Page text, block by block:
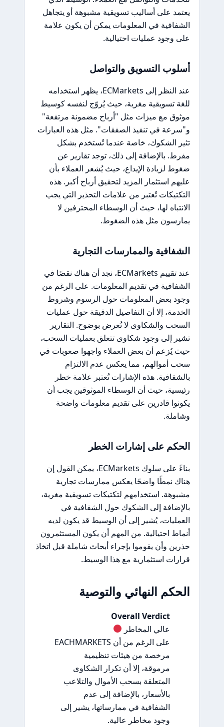
يعتمد على أساليب تسويقية مشبوهة أو يتجاهل
الشفافية في المعلومات يمكن أن يكون علامة
على وجود عمليات احتيالية.
أسلوب التسويق والتواصل
عند النظر إلى ECMarkets، يظهر استخدامه
للغة تسويقية مغرية، حيث يُروّج لنفسه كوسيط
موثوق مع ميزات مثل "أرباح مضمونة مرتفعة"
و"سرعة في تنفيذ الصفقات". مثل هذه العبارات
تثير الشكوك، خاصة عندما تُستخدم بشكل
مفرط. بالإضافة إلى ذلك، توجد تقارير عن
ضغوط لزيادة الإيداع، حيث يُشعر العملاء بأن
عليهم استثمار المزيد لتحقيق أرباح أكبر. هذه
التكتيكات تُعتبر من علامات التحذير التي يجب
الانتباه لها، حيث أن الوسطاء المحترفين لا
يمارسون مثل هذه الضغوط.
الشفافية والممارسات التجارية
عند تقييم ECMarkets، نجد أن هناك نقصًا في
الشفافية في تقديم المعلومات. على الرغم من
وجود بعض المعلومات حول الرسوم وشروط
الخدمة، إلا أن التفاصيل الدقيقة حول عمليات
السحب والشكاوى لا تُعرض بوضوح. التقارير
تشير إلى وجود شكاوى تتعلق بعمليات السحب،
حيث يُزعم أن بعض العملاء واجهوا صعوبات في
سحب أموالهم، مما يعكس عدم الالتزام
بالشفافية. هذه الإشارات تُعتبر علامة خطر
رئيسية، حيث أن الوسطاء الموثوقين يجب أن
يكونوا قادرين على تقديم معلومات واضحة
وشاملة.
الحكم على إشارات الخطر
بناءً على سلوك ECMarkets، يمكن القول إن
هناك نمطًا واضحًا يعكس ممارسات تجارية
مشبوهة. استخدامهم لتكتيكات تسويقية مغرية،
بالإضافة إلى الشكوك حول الشفافية في
العمليات، يُشير إلى أن الوسيط قد يكون لديه
أنماط احتيالية. من المهم أن يكون المستثمرون
حذرين وأن يقوموا بإجراء أبحاث شاملة قبل اتخاذ
قرارات استثمارية مع هذا الوسيط.
الحكم النهائي والتوصية
Overall Verdict
عالي المخاطر
على الرغم من أن EACHMARKETS
مرخصة من هيئات تنظيمية
مرموقة، إلا أن تكرار الشكاوى
المتعلقة بسحب الأموال والتلاعب
بالأسعار، بالإضافة إلى عدم
الشفافية في ممارساتها، يشير إلى
وجود مخاطر عالية.